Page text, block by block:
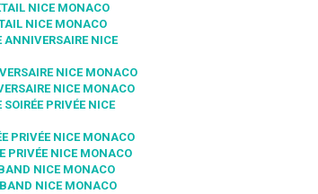
NICE MONACO
NICE MONACO
ANNIVERSAIRE NICE
NICE MONACO
NICE MONACO
PRIVÉE NICE
PRIVÉE NICE MONACO
PRIVÉE NICE MONACO
NICE MONACO
NICE MONACO